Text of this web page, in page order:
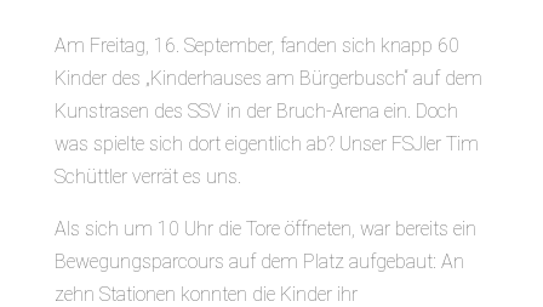
Am Freitag, 16. September, fanden sich knapp 60
Kinder des „Kinderhauses am Bürgerbusch“ auf dem
Kunstrasen des SSV in der Bruch-Arena ein. Doch
was spielte sich dort eigentlich ab? Unser FSJler Tim
Schüttler verrät es uns.
Als sich um 10 Uhr die Tore öffneten, war bereits ein
Bewegungsparcours auf dem Platz aufgebaut: An
zehn Stationen konnten die Kinder ihr